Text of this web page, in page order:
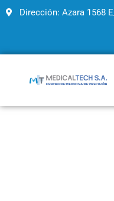
Dirección: Azara 1568